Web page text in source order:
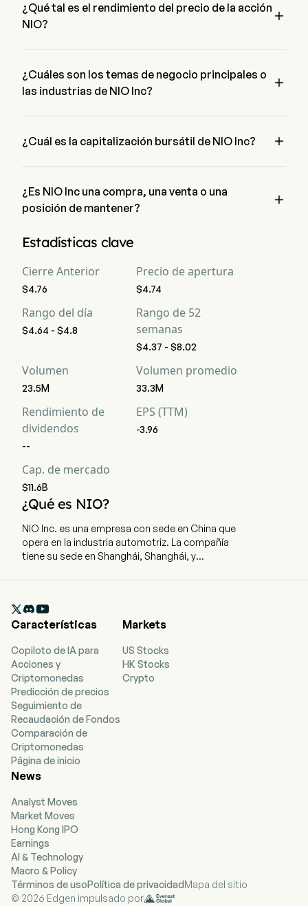
¿Qué tal es el rendimiento del precio de la acción
NIO?

¿Cuáles son los temas de negocio principales o
las industrias de NIO Inc?

¿Cuál es la capitalización bursátil de NIO Inc? 
¿Es NIO Inc una compra, una venta o una
posición de mantener?

calificaciones de análisis para NIO Inc, incluyendo 4 fuerte
Estadísticas clave
Cierre Anterior
$4.76
Precio de apertura
$4.74
Rango del día
$4.64 - $4.8
Rango de 52
semanas
$4.37 - $8.02
Volumen
23.5M
Volumen promedio
33.3M
Rendimiento de
dividendos
--
EPS (TTM)
-3.96
Cap. de mercado
$11.6B
¿Qué es NIO?
NIO Inc. es una empresa con sede en China que
opera en la industria automotriz. La compañía
tiene su sede en Shanghái, Shanghái, y
holding principalmente dedicada al diseño,
desarrollo, fabricación y venta de vehículos
vehículos eléctricos inteligentes de alta gama
bajo la marca NIO, vehículos eléctricos
inteligentes orientados a la familia bajo la marca
ONVO, y pequeños coches eléctricos
inteligentes de gama alta bajo la marca FIREFLY.
La empresa se centra en desarrollar
capacidades internas, incluyendo el intercambio
de baterías, conducción asistida e inteligente,
tecnologías digitales, tren motriz eléctrico y
baterías, ingeniería y diseño de vehículos, entre
arquitectura de software y hardware del
vehículo y de los componentes críticos.

Características
Copiloto de IA para
Acciones y
Criptomonedas
Predicción de precios
Seguimiento de
Recaudación de Fondos
Comparación de
Criptomonedas
Página de inicio
Markets
US Stocks
HK Stocks
Crypto
News
Analyst Moves
Market Moves
Hong Kong IPO
Earnings
AI & Technology
Macro & Policy
Términos de usoPolítica de privacidadMapa del sitio
© 2026 Edgen impulsado por